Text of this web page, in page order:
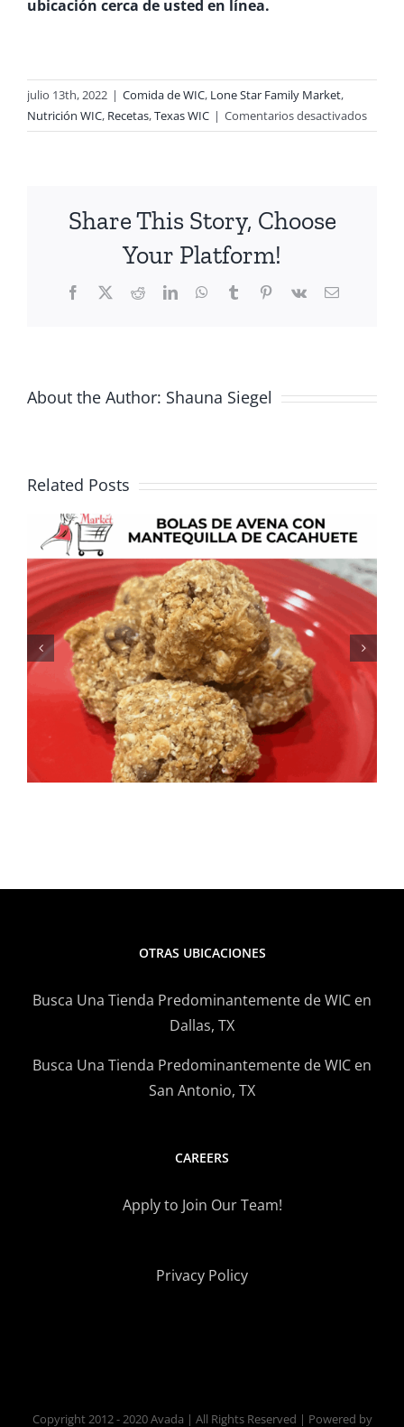
ubicación cerca de usted en línea.
julio 13th, 2022 | Comida de WIC, Lone Star Family Market,
Nutrición WIC, Recetas,Texas WIC | Comentarios desactivadosen
Share This Story, Choose
Your Platform!
Facebook
X RedditLinkedInWhatsApp
TumblrPinterest
Vk Email
About the Author: Shauna Siegel
Related Posts
Fresca, sabrosa y perfecta
para el verano: Receta de
ensalada de elote y frijoles
negros
OTRAS UBICACIONES
Busca Una Tienda Predominantemente de WIC en
Dallas, TX
Busca Una Tienda Predominantemente de WIC en
San Antonio, TX
CAREERS
Apply to Join Our Team!
Privacy Policy
Copyright 2012 - 2020 Avada | All Rights Reserved | Powered by